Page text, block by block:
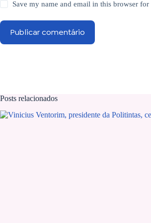
Save my name and email in this browser
Publicar comentário
Posts relacionados